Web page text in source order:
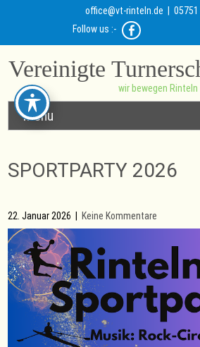
office@vt-rinteln.de |
Follow us :-
Vereinigte
wir bewegen Rinteln
Menu
SPORTPARTY 2026
22. Januar 2026 Keine Kommentare